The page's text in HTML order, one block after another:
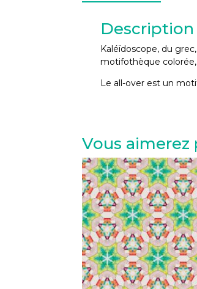
Description
Kaléïdoscope, du grec,
motifothèque colorée,
Le all-over est un
Vous